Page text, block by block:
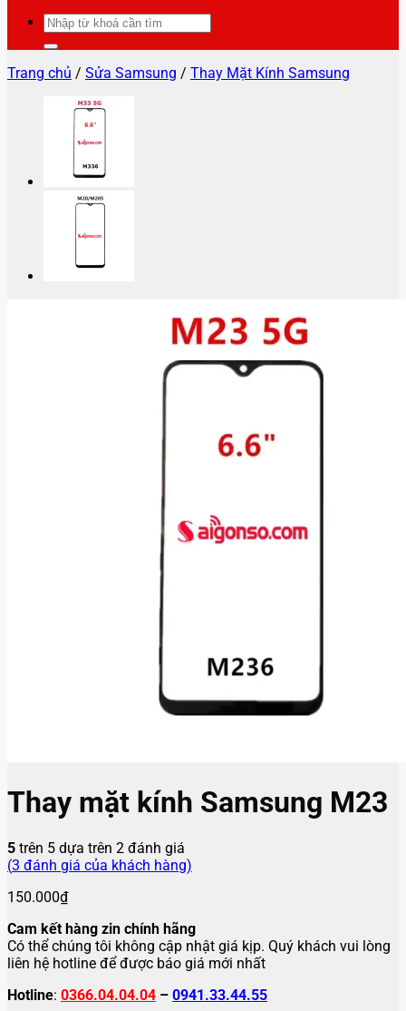
Tìm
kiếm:
Trang chủ / Sửa Samsung / Thay Mặt Kính Samsung
Thay mặt kính Samsung M23
5 trên 5 dựa trên 2 đánh giá
(3 đánh giá của khách hàng)
150.000₫
Cam kết hàng zin chính hãng
Có thể chúng tôi không cập nhật giá kịp. Quý khách vui lòng
liên hệ hotline để được báo giá mới nhất
Hotline: 0366.04.04.04 – 0941.33.44.55